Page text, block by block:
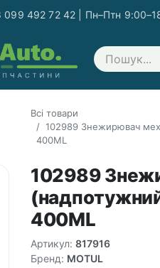
099 492 72 42 | Пн–Птн
Всі товари
102989 Знежирювач
400ML
102989
400ML
Артикул: 817916
Бренд: MOTUL